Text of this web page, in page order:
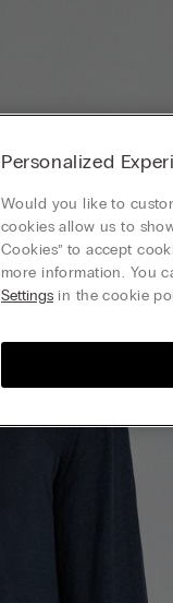
Personalized
Would you like to
cookies allow us to
Cookies” to accept
more information. You
Settings in the cookie